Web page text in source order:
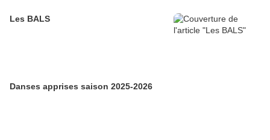
Les BALS
Danses apprises saison 2025-2026